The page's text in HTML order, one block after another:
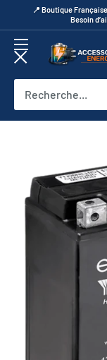
au
contenu
​📍​ Boutique
Besoin
Accessoires